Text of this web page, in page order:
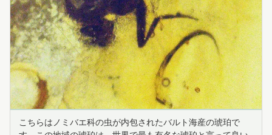
こちらはノミバエ科の虫が内包されたバルト海産の琥珀で